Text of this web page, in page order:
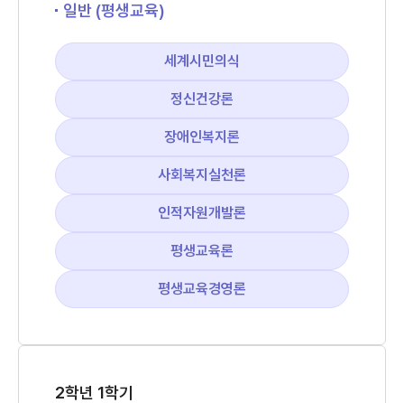
일반 (평생교육)
세계시민의식
정신건강론
장애인복지론
사회복지실천론
인적자원개발론
평생교육론
평생교육경영론
2학년 1학기